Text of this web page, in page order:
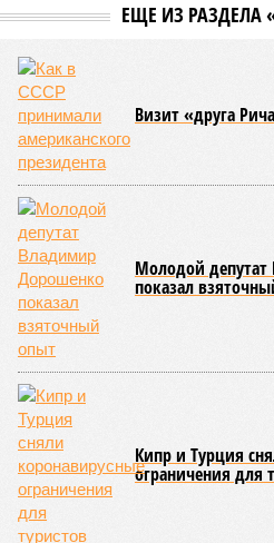
ЕЩЕ ИЗ РАЗДЕЛА
Визит «друга
Молодой
показал
Кипр и Турция
ограничения для